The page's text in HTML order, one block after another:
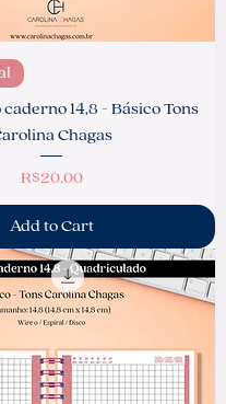
14,8 - Básico Tons
Chagas
Price
R$20.00
Add to Cart